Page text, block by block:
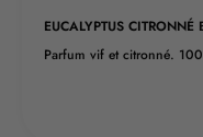
EUCALYPTUS CITRONNÉ
Parfum vif et citronné.